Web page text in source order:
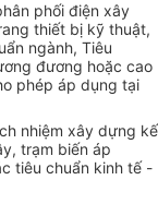
phối điện xây
thiết bị kỹ thuật,
ngành, Tiêu
đương hoặc cao
phép áp dụng tại
nhiệm xây dựng kế
trạm biến áp
tiêu chuẩn kinh tế -